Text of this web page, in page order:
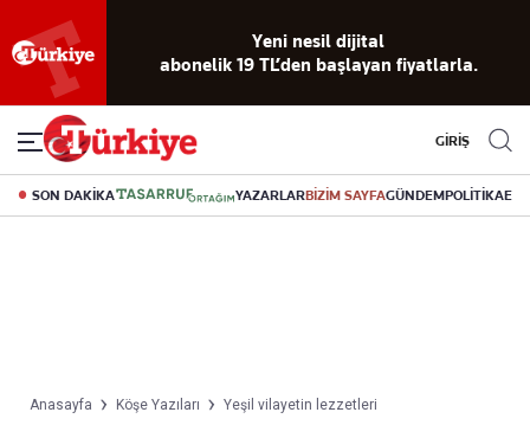
okuma
deneyimi
dijital arşiv
Akıllı haber
asistanı
Eski gazeteleri
indirme
canlı soru
cevap
GİRİŞ
SON DAKİKA YAZARLARBİZİM SAYFAGÜNDEMPOLİTİKA
Anasayfa Köşe Yazıları Yeşil vilayetin lezzetleri